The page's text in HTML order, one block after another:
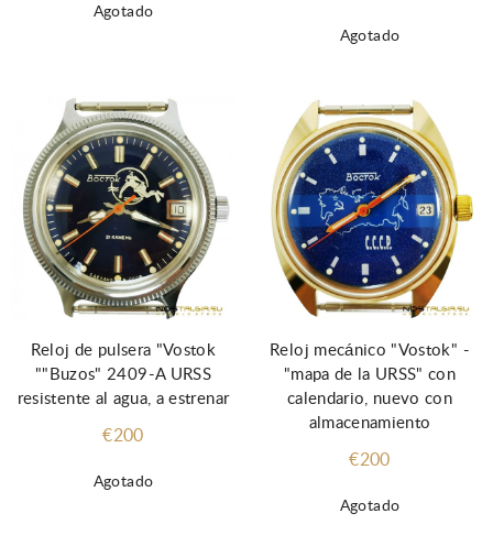
Agotado
Agotado
Agotado
Reloj de pulsera "Vostok
""Buzos" 2409-A URSS
resistente al agua, a estrenar
€200
Agotado
Reloj mecánico "Vostok" -
"mapa de la URSS" con
calendario, nuevo con
almacenamiento
€200